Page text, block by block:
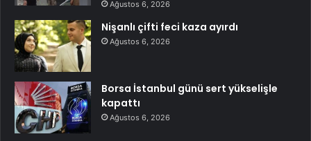
Ağustos 6, 2026
Nişanlı çifti feci kaza ayırdı
Ağustos 6, 2026
Borsa İstanbul günü sert yükselişle
kapattı
Ağustos 6, 2026